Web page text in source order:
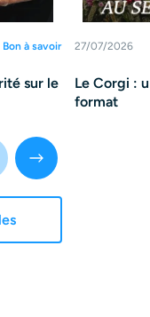
Bon à savoir
sur le
27/07/2026
Le Corgi :
format